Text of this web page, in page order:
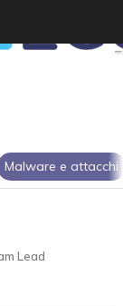
Malware e attacchi
Lead